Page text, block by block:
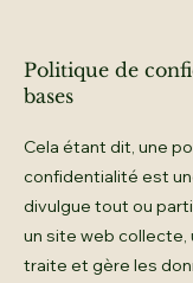
Politique de
bases
Cela étant dit, une
confidentialité est
divulgue tout ou
un site web collecte,
traite et gère les